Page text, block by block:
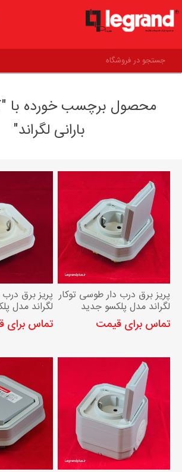
علاقه مندی ها
(0)
محصول برچسب خورده با
بارانی لگراند"
پریز برق درب دار طوسی توکار
لگراند مدل پلکسو جدید
IP55
تماس برای قیمت
پریز برق درب
لگراند مدل
IP55
تماس برای